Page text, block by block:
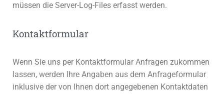
müssen die Server-Log-Files erfasst werden.
Kontaktformular
Wenn Sie uns per Kontaktformular Anfragen zukommen
lassen, werden Ihre Angaben aus dem Anfrageformular
inklusive der von Ihnen dort angegebenen Kontaktdaten